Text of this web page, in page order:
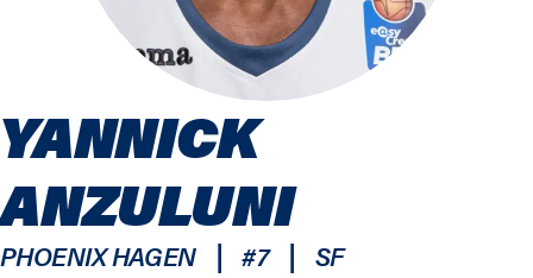
YANNICK
ANZULUNI
PHOENIX HAGEN | #7 | SF